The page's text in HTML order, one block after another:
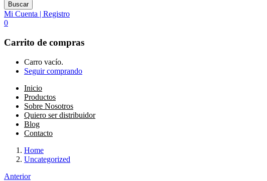
Buscar
Mi Cuenta | Registro
0
Carrito de compras
Carro vacío.
Seguir comprando
Inicio
Productos
Sobre Nosotros
Quiero ser distribuidor
Blog
Contacto
Home
Uncategorized
Anterior